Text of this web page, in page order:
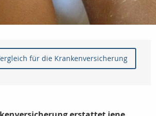
für die Krankenversicherung